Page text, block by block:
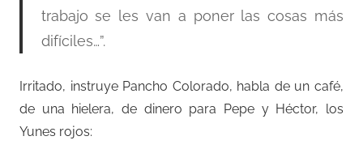
trabajo se les van a poner las cosas más
difíciles…”.
Irritado, instruye Pancho Colorado, habla de un café,
de una hielera, de dinero para Pepe y Héctor, los
Yunes rojos: